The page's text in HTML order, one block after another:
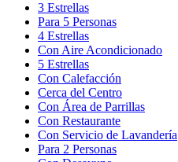
3 Estrellas
Para 5 Personas
4 Estrellas
Con Aire Acondicionado
5 Estrellas
Con Calefacción
Cerca del Centro
Con Área de Parrillas
Con Restaurante
Con Servicio de Lavandería
Para 2 Personas